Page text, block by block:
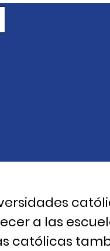
a las
católicas